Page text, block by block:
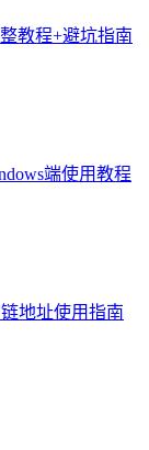
教程+避坑指南
端使用教程
地址使用指南